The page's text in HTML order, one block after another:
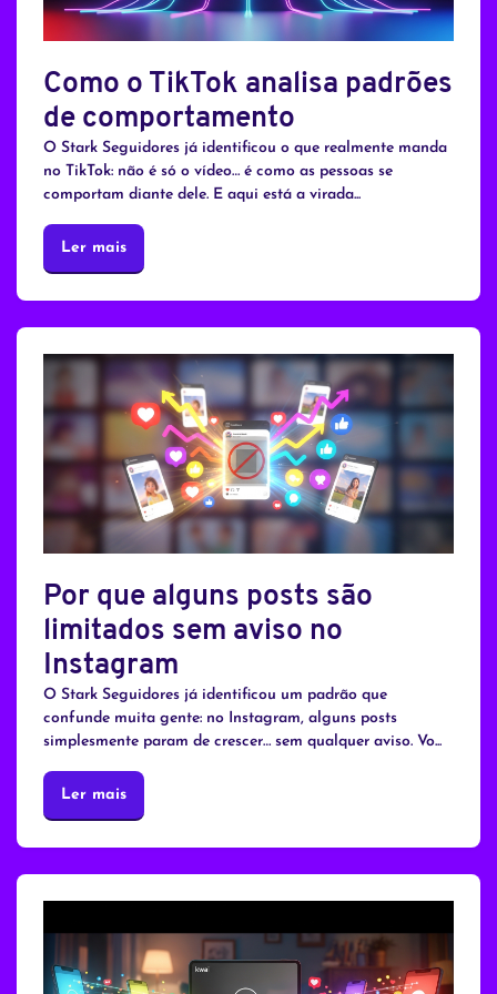
Como o TikTok analisa padrões
de comportamento
O Stark Seguidores já identificou o que realmente manda
no TikTok: não é só o vídeo… é como as pessoas se
comportam diante dele. E aqui está a virada...
Ler mais
Por que alguns posts são
limitados sem aviso no
Instagram
O Stark Seguidores já identificou um padrão que
confunde muita gente: no Instagram, alguns posts
simplesmente param de crescer… sem qualquer aviso. Vo...
Ler mais